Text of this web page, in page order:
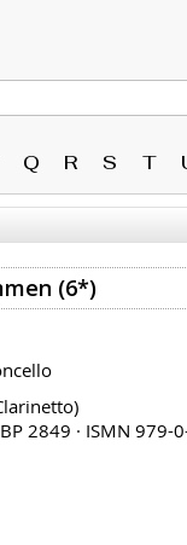
Q R S T
(6*)
2849 · ISMN 979-